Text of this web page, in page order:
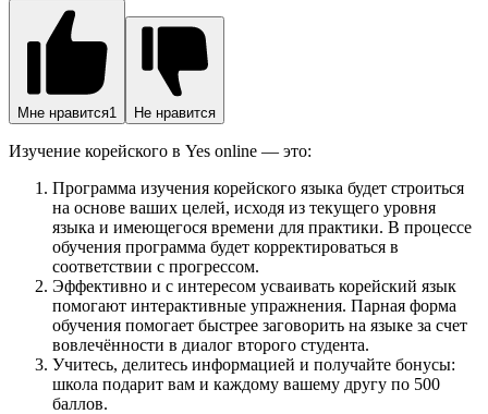
Мне нравится1 Не нравится
Изучение корейского в Yes online — это:
Программа изучения корейского языка будет строиться
на основе ваших целей, исходя из текущего уровня
языка и имеющегося времени для практики. В процессе
обучения программа будет корректироваться в
соответствии с прогрессом.
Эффективно и с интересом усваивать корейский язык
помогают интерактивные упражнения. Парная форма
обучения помогает быстрее заговорить на языке за счет
вовлечённости в диалог второго студента.
Учитесь, делитесь информацией и получайте бонусы:
школа подарит вам и каждому вашему другу по 500
баллов.